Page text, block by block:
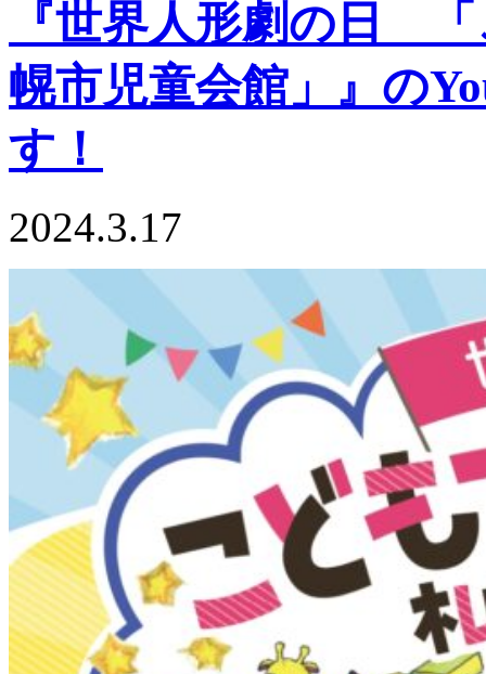
『世界人形劇の日
幌市児童会館」』の
す！
2024.3.17